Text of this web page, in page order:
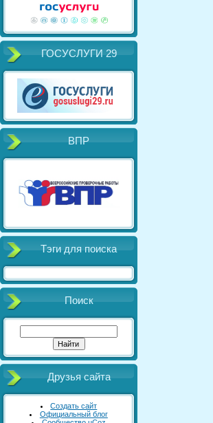
ГОСУСЛУГИ 29
ВПР
Тэги для поиска
Поиск
Друзья сайта
Создать сайт
Официальный блог